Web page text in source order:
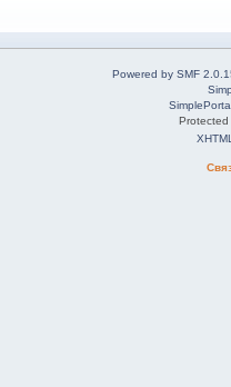
Powered by SMF